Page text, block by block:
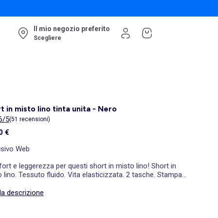
Il mio negozio preferito
Scegliere
in misto lino tinta unita - Nero
5(51 recensioni)
€
Web
e leggerezza per questi short in misto lino! Short in
lino. Tessuto fluido. Vita elasticizzata. 2 tasche. Stampa
Lunghezza fondo gamba: 35 cm circa. La nostra modella
descrizione